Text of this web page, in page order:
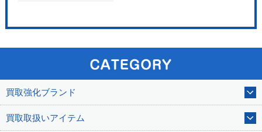
買取強化ブランド
買取取扱いアイテム